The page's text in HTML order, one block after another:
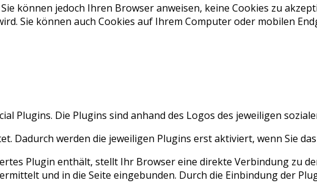
können jedoch Ihren Browser anweisen, keine Cookies zu
Sie können auch Cookies auf Ihrem Computer oder mobilen
Plugins. Die Plugins sind anhand des Logos des jeweiligen
Dadurch werden die jeweiligen Plugins erst aktiviert, wenn Sie
Plugin enthält, stellt Ihr Browser eine direkte Verbindung zu
und in die Seite eingebunden. Durch die Einbindung der